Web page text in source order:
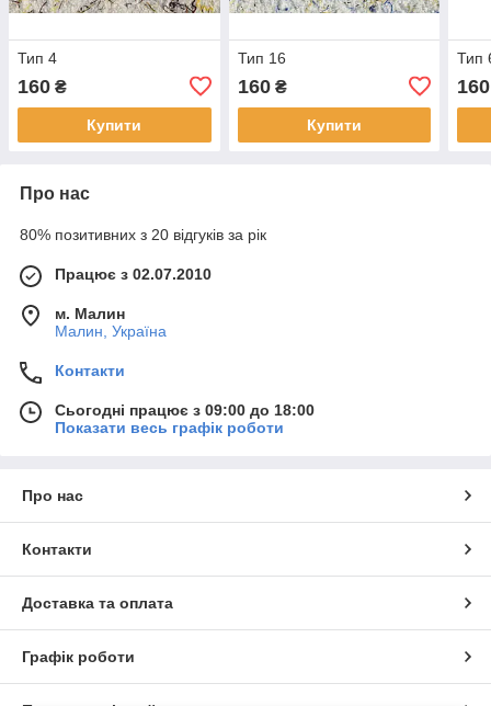
Тип 4
160 ₴
Купити
Тип 16
160₴
Купити
Тип
160
Про нас
80% позитивних з 20 відгуків за рік
Працює з 02.07.2010
м. Малин
Малин, Україна
Контакти
Сьогодні працює з 09:00 до 18:00
Показати весь графік роботи
Про нас
Контакти
Доставка та оплата
Графік роботи